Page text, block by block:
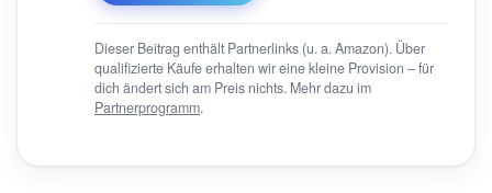
Dieser Beitrag enthält Partnerlinks (u. a. Amazon). Über
qualifizierte Käufe erhalten wir eine kleine Provision – für
dich ändert sich am Preis nichts. Mehr dazu im
Partnerprogramm.